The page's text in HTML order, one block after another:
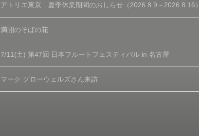
アトリエ東京 夏季休業期間のおしらせ（2026.8.9～2026.8.16）
満開のそばの花
7/11(土) 第47回 日本フルートフェスティバル in 名古屋
マーク グローウェルズさん来訪